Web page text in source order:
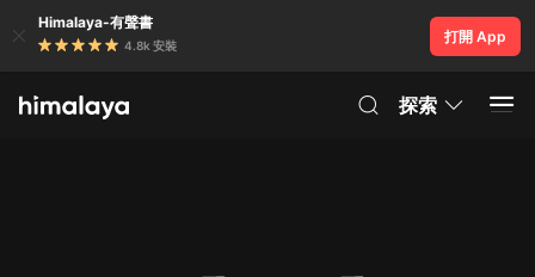
Himalaya-有聲書
4.8k 安裝
打開 App
探索